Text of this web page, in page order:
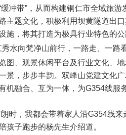
冲带”，从而构建铜仁市全域旅游
主题文化，积极利用坝黄隧道出
施，将其打造为极具行业特色的
水向梵净山前行，一路走、一路
图、观景休闲平台及行业文化、
景，步步丰韵。双峰山党建文化
机融合、互为一体，为G354线服
朗时，我都会带着家人沿G354线
孩子跑步的杨先生介绍道。